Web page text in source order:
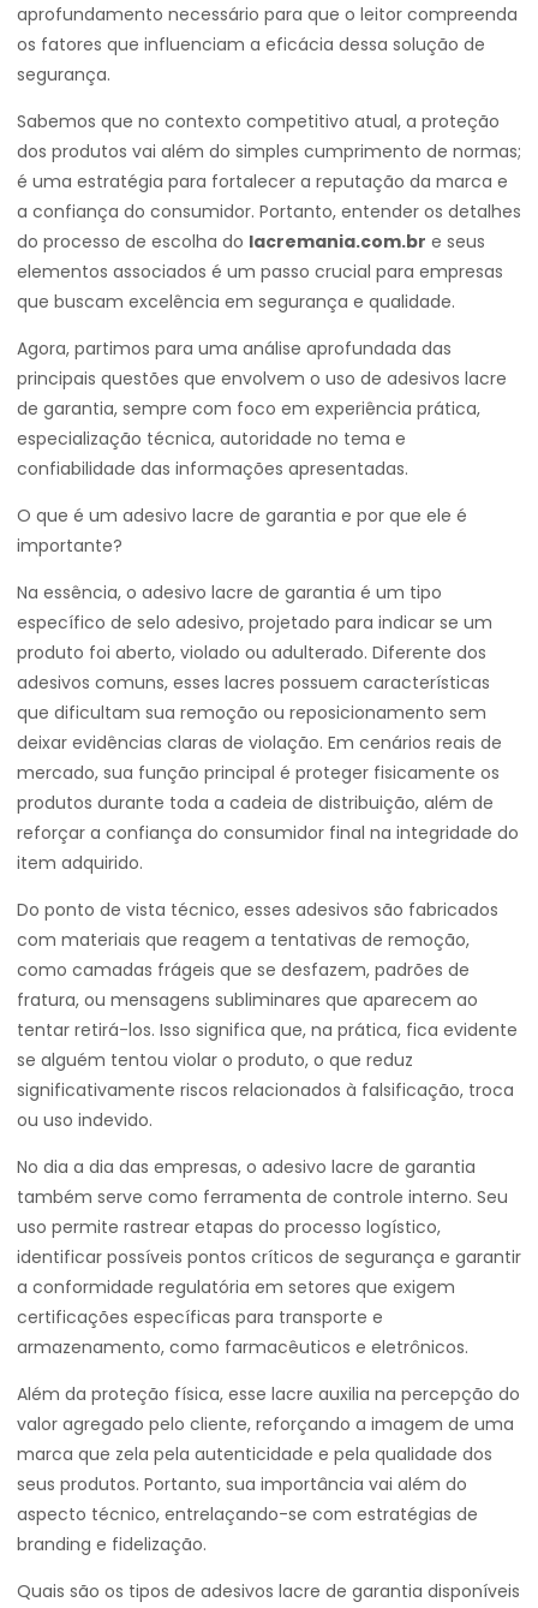
aprofundamento necessário para que o leitor compreenda
os fatores que influenciam a eficácia dessa solução de
segurança.
Sabemos que no contexto competitivo atual, a proteção
dos produtos vai além do simples cumprimento de normas;
é uma estratégia para fortalecer a reputação da marca e
a confiança do consumidor. Portanto, entender os detalhes
do processo de escolha do lacremania.com.br e seus
elementos associados é um passo crucial para empresas
que buscam excelência em segurança e qualidade.
Agora, partimos para uma análise aprofundada das
principais questões que envolvem o uso de adesivos lacre
de garantia, sempre com foco em experiência prática,
especialização técnica, autoridade no tema e
confiabilidade das informações apresentadas.
O que é um adesivo lacre de garantia e por que ele é
importante?
Na essência, o adesivo lacre de garantia é um tipo
específico de selo adesivo, projetado para indicar se um
produto foi aberto, violado ou adulterado. Diferente dos
adesivos comuns, esses lacres possuem características
que dificultam sua remoção ou reposicionamento sem
deixar evidências claras de violação. Em cenários reais de
mercado, sua função principal é proteger fisicamente os
produtos durante toda a cadeia de distribuição, além de
reforçar a confiança do consumidor final na integridade do
item adquirido.
Do ponto de vista técnico, esses adesivos são fabricados
com materiais que reagem a tentativas de remoção,
como camadas frágeis que se desfazem, padrões de
fratura, ou mensagens subliminares que aparecem ao
tentar retirá-los. Isso significa que, na prática, fica evidente
se alguém tentou violar o produto, o que reduz
significativamente riscos relacionados à falsificação, troca
ou uso indevido.
No dia a dia das empresas, o adesivo lacre de garantia
também serve como ferramenta de controle interno. Seu
uso permite rastrear etapas do processo logístico,
identificar possíveis pontos críticos de segurança e garantir
a conformidade regulatória em setores que exigem
certificações específicas para transporte e
armazenamento, como farmacêuticos e eletrônicos.
Além da proteção física, esse lacre auxilia na percepção do
valor agregado pelo cliente, reforçando a imagem de uma
marca que zela pela autenticidade e pela qualidade dos
seus produtos. Portanto, sua importância vai além do
aspecto técnico, entrelaçando-se com estratégias de
branding e fidelização.
Quais são os tipos de adesivos lacre de garantia disponíveis